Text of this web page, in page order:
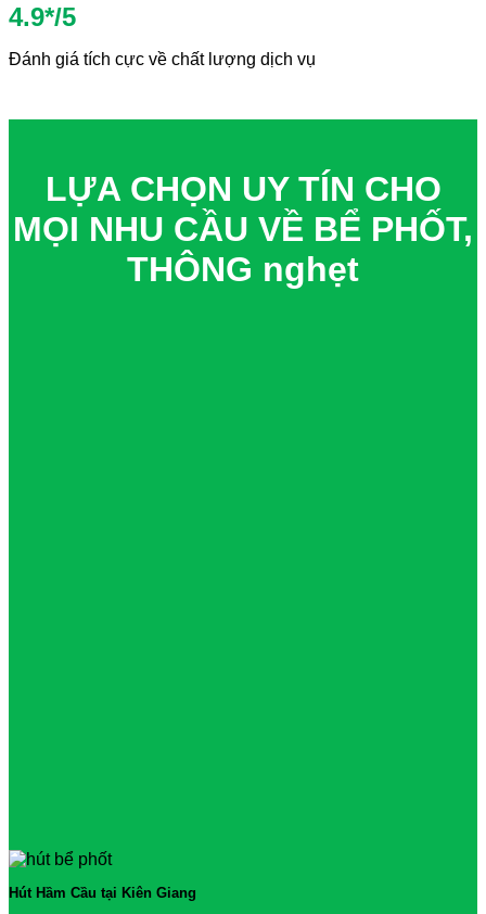
4.9*/5
Đánh giá tích cực về chất lượng dịch vụ
LỰA CHỌN UY TÍN CHO
MỌI NHU CẦU VỀ BỂ PHỐT,
THÔNG nghẹt
Hút Hầm Cầu tại Kiên Giang